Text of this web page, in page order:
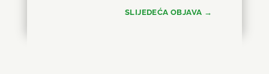
SLIJEDEĆA OBJAVA →